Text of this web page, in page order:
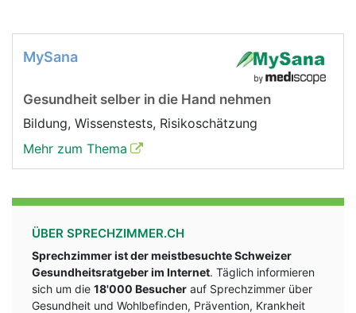
MySana
Gesundheit selber in die Hand nehmen
Bildung, Wissenstests, Risikoschätzung
Mehr zum Thema
ÜBER SPRECHZIMMER.CH
Sprechzimmer ist der meistbesuchte Schweizer
Gesundheitsratgeber im Internet. Täglich informieren
sich um die 18'000 Besucher auf Sprechzimmer über
Gesundheit und Wohlbefinden, Prävention, Krankheit